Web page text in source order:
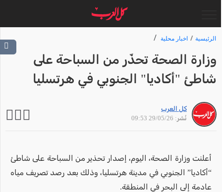
الرئيسية اخبار محلية
وزارة الصحة تحذّر من السباحة على
شاطئ "أكاديا" الجنوبي في هرتسليا
كل العرب
نُشر: 29/05/26 09:53
أعلنت وزارة الصحة، اليوم، إصدار تحذير من السباحة على شاطئ
“أكاديا” الجنوبي في مدينة هرتسليا، وذلك بعد رصد تصريف مياه
عادمة إلى البحر في المنطقة.